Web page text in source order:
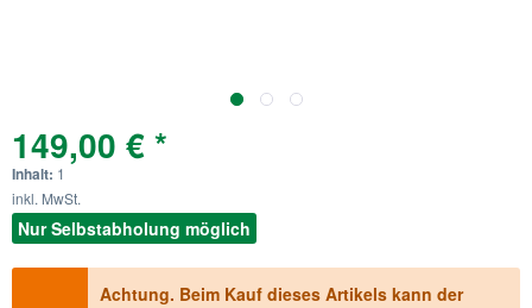
149,00 € *
Inhalt: 1
inkl. MwSt.
Nur Selbstabholung möglich
Achtung. Beim Kauf dieses Artikels kann der